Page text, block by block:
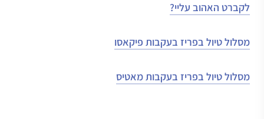
לקברט האהוב עליי?
מסלול טיול בפריז בעקבות פיקאסו
מסלול טיול בפריז בעקבות מאטיס